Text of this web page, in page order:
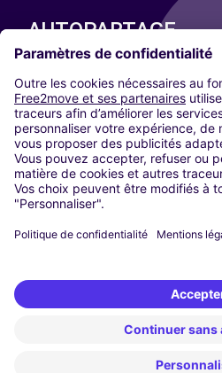
AUTOPARTAGE
Paris
Madrid
Washington DC
Milan
Rome
Turin
Vienne
Berlin
Düsseldorf